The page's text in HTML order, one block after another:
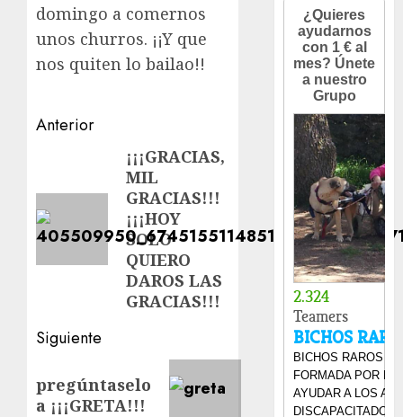
domingo a comernos
unos churros. ¡¡Y que
nos quiten lo bailao!!
Navegación
entradas
Anterior
¡¡¡GRACIAS,
MIL
GRACIAS!!!
¡¡¡HOY
SOLO
QUIERO
DAROS LAS
GRACIAS!!!
Siguiente
entrada:
pregúntaselo
a ¡¡¡GRETA!!!